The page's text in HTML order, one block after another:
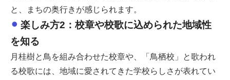
と、まちの奥行きが感じられます。
楽しみ方2：校章や校歌に込められた地域性
を知る
月桂樹と鳥を組み合わせた校章や、「鳥栖校」と歌われ
る校歌には、地域に愛されてきた学校らしさが表れてい